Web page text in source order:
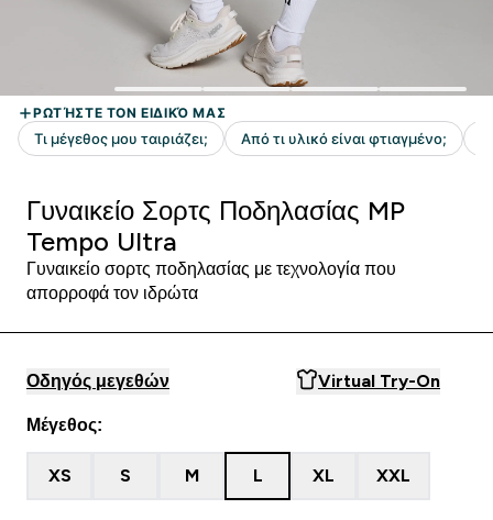
Γυναικείο Σορτς Ποδηλασίας MP
Tempo Ultra
Γυναικείο σορτς ποδηλασίας με τεχνολογία που
απορροφά τον ιδρώτα
Οδηγός μεγεθών Virtual Try-On
Μέγεθος:
XS S M L XL XXL